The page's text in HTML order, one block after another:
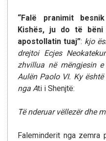
“Falë pranimit
Kishës, ju do të
apostollatin tuaj”: kjo
drejtoi Ecjes
zhvillua në mëngjesin
Aulën Paolo VI. Ky
nga Ati i Shenjtë:
Të nderuar vëllezër dhe
Faleminderit nga